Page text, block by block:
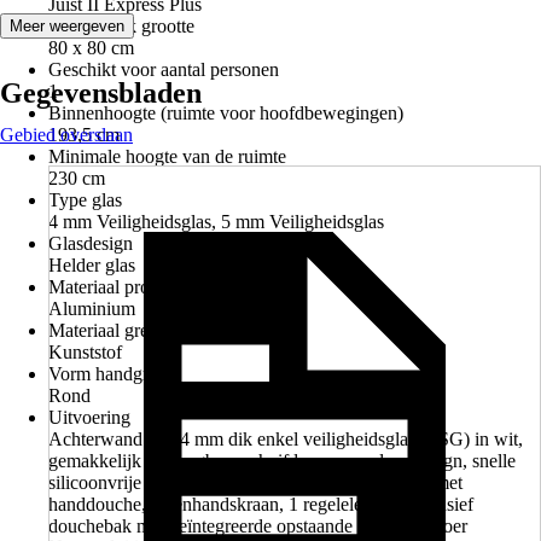
Juist II Express Plus
Douchebak grootte
80 x 80 cm
Geschikt voor aantal personen
1
Binnenhoogte (ruimte voor hoofdbewegingen)
193,5 cm
Minimale hoogte van de ruimte
230 cm
Type glas
4 mm Veiligheidsglas, 5 mm Veiligheidsglas
Glasdesign
Helder glas
Materiaal profiel
Aluminium
Materiaal greep
Kunststof
Vorm handgreep
Rond
Uitvoering
Achterwand van 4 mm dik enkel veiligheidsglas (ESG) in wit,
gemakkelijk beweegbare schuifdeuren, modern design, snelle
silicoonvrije opbouw, 2 zijwanden, 1 douchestang met
handdouche, 1 eenhandskraan, 1 regelelement, inclusief
douchebak met geïntegreerde opstaande rand en afvoer
Meer weergeven
Gegevensbladen
Gebied overslaan